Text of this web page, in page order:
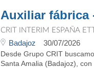
Auxiliar fábrica
CRIT INTERIM ESPAÑA ETT
Badajoz 30/07/2026
Desde Grupo CRIT
Santa Amalia (Badajoz),